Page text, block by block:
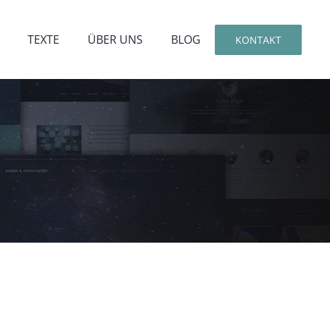
TEXTE ÜBER UNS BLOG KONTAKT